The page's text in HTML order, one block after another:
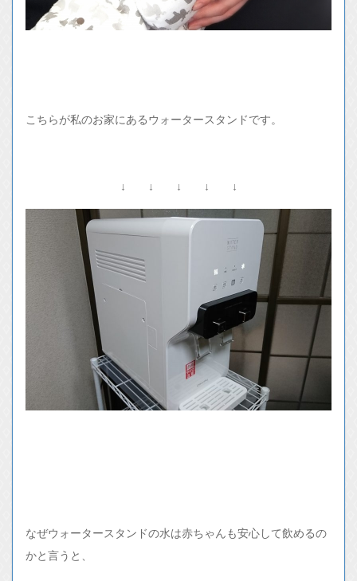
こちらが私のお家にあるウォータースタンドです。
↓ ↓ ↓ ↓ ↓
なぜウォータースタンドの水は赤ちゃんも安心して飲めるの
かと言うと、